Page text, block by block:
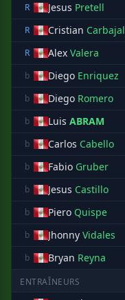
R
Jesus Pretell
R
Cristian Carbajal
R
Alex Valera
b
Diego Enriquez
b Diego Romero
b Luis ABRAM
b Carlos Cabello
b Fabio Gruber
b Jesus Castillo
b Piero Quispe
b Jhonny Vidales
b Bryan Reyna
ENTRAÎNEURS